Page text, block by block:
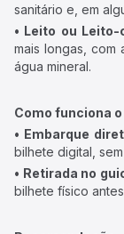
sanitário e, em
• Leito ou Leito-
mais longas, com
água mineral.
Como funciona
• Embarque
bilhete digital,
• Retirada no
bilhete físico